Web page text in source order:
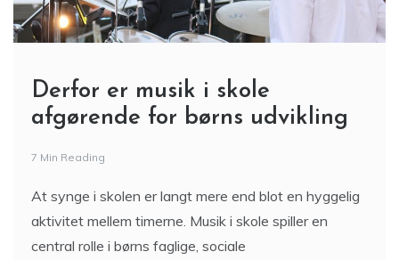
afgørende for børns udvikling
aktivitet mellem timerne. Musik i skole spiller en
central rolle i børns faglige, sociale